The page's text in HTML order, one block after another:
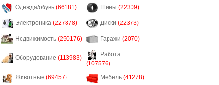
Одежда/обувь (66181) Шины (22309)
Электроника (227878) Диски (22373)
Недвижимость (250176) Гаражи (2070)
Оборудование (113983)
Работа
(107576)
Животные (69457) Мебель (41278)